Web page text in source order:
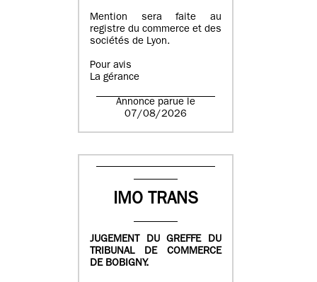
Mention sera faite au
registre du commerce et des
sociétés de Lyon.
Pour avis
La gérance
Annonce parue le
07/08/2026
IMO TRANS
JUGEMENT DU GREFFE DU
TRIBUNAL DE COMMERCE
DE BOBIGNY.